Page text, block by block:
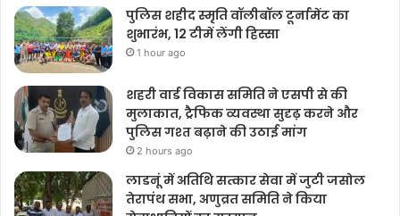
पुलिस शहीद स्मृति वॉलीबॉल टूर्नामेंट का
शुभारंभ, 12 टीमें लेंगी हिस्सा
1 hour ago
शहरी वार्ड विकास समिति ने एसपी से की
मुलाकात, ट्रैफिक व्यवस्था सुदृढ़ करने और
पुलिस गश्त बढ़ाने की उठाई मांग
2 hours ago
लाडनूं में अतिथि सत्कार सेवा में जुटी जसोल
तेरापंथ सभा, अणुव्रत समिति ने किया